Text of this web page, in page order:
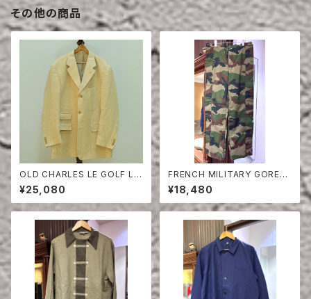
その他の商品
OLD CHARLES LE GOLF LI
NEN HERRINGBONE TAILO
RED JACKET
¥25,080
FRENCH MILITARY GORET
EX PANTS
¥18,480